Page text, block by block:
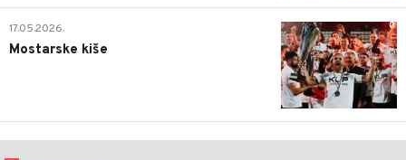
0
17.05.2026.
Mostarske kiše